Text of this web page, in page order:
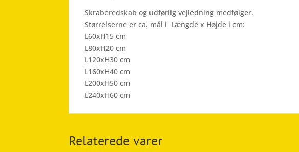
Skraberedskab og udførlig vejledning medfølger.
Størrelserne er ca. mål i Længde x Højde i cm:
L60xH15 cm
L80xH20 cm
L120xH30 cm
L160xH40 cm
L200xH50 cm
L240xH60 cm
Relaterede varer